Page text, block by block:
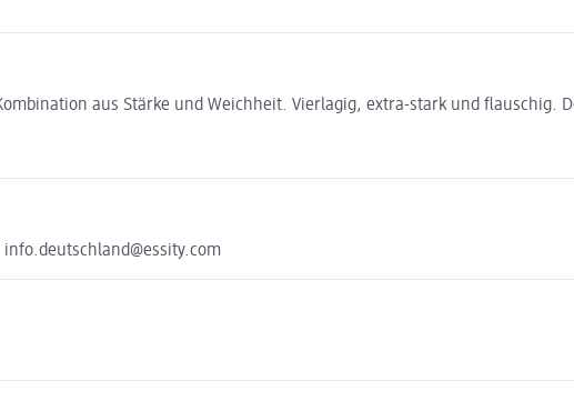
aus Stärke und Weichheit. Vierlagig, extra-stark und flauschig.
info.deutschland@essity.com